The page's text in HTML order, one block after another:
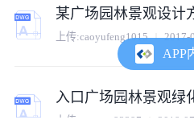
某广场园林景观设计
上传:caoyufeng1015 2017-
入口广场园林景观绿
上传: tumux_93397 2019-
APP